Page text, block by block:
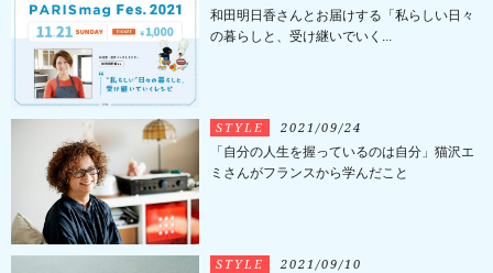
和田明日香さんとお届けする「私らしい日々
の暮らしと、受け継いでいく...
STYLE 2021/09/24
「自分の人生を握っているのは自分」猫沢エ
ミさんがフランスから学んだこと
STYLE 2021/09/10